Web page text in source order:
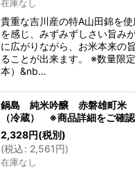
在庫なし
貴重な吉川産の特A山田錦を
を感じ、みずみずしさい旨み
に広がりながら、お米本来の
ることが出来ます。 ※数量限
本）&nb…
鍋島 純米吟醸 赤磐雄町
（冷蔵） ※商品詳細をご確
2,328円(税別)
(税込: 2,561円)
在庫なし